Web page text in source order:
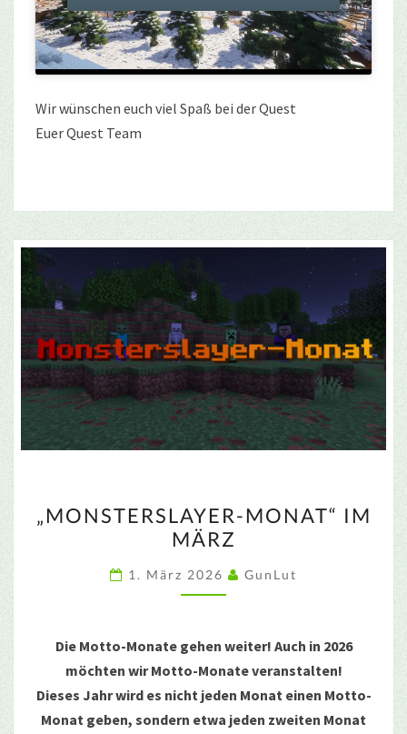
Wir wünschen euch viel Spaß bei der Quest
Euer Quest Team
MONAT“
IM
MÄRZ
„MONSTERSLAYER-MONAT“ IM
MÄRZ
1. März 2026 GunLut
Die Motto-Monate gehen weiter! Auch in 2026
möchten wir Motto-Monate veranstalten!
Dieses Jahr wird es nicht jeden Monat einen Motto-
Monat geben, sondern etwa jeden zweiten Monat